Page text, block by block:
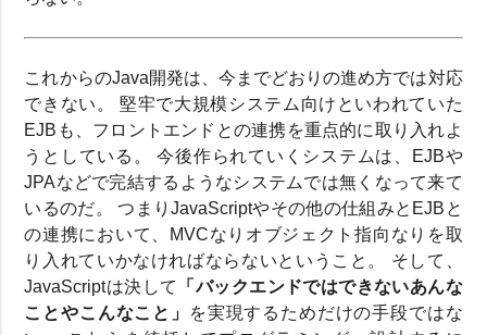
これからのJava開発は、今までどおりの進め方では対応
できない。 堅牢で大規模システム向けといわれていた
EJBも、フロントエンドとの連携を重点的に取り入れよ
うとしている。 今後作られていくシステムは、EJBや
JPAなどで完結するようなシステムでは無くなって来て
いるのだ。 つまりJavaScriptやその他の仕組みとEJBと
の連携において、MVCなりオブジェクト指向なりを取
り入れていかなければならないということ。 そして、
JavaScriptは決して
「バックエンドではできないあんな
ことやこんなこと」
を実現するためだけの手段ではな